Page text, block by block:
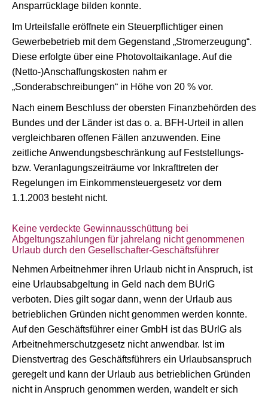
Ansparrücklage bilden konnte.
Im Urteilsfalle eröffnete ein Steuerpflichtiger einen
Gewerbebetrieb mit dem Gegenstand „Stromerzeugung“.
Diese erfolgte über eine Photovoltaikanlage. Auf die
(Netto-)Anschaffungskosten nahm er
„Sonderabschreibungen“ in Höhe von 20 % vor.
Nach einem Beschluss der obersten Finanzbehörden des
Bundes und der Länder ist das o. a. BFH-Urteil in allen
vergleichbaren offenen Fällen anzuwenden. Eine
zeitliche Anwendungsbeschränkung auf Feststellungs-
bzw. Veranlagungszeiträume vor Inkrafttreten der
Regelungen im Einkommensteuergesetz vor dem
1.1.2003 besteht nicht.
Keine verdeckte Gewinnausschüttung bei
Abgeltungszahlungen für jahrelang nicht genommenen
Urlaub durch den Gesellschafter-Geschäftsführer
Nehmen Arbeitnehmer ihren Urlaub nicht in Anspruch, ist
eine Urlaubsabgeltung in Geld nach dem BUrlG
verboten. Dies gilt sogar dann, wenn der Urlaub aus
betrieblichen Gründen nicht genommen werden konnte.
Auf den Geschäftsführer einer GmbH ist das BUrlG als
Arbeitnehmerschutzgesetz nicht anwendbar. Ist im
Dienstvertrag des Geschäftsführers ein Urlaubsanspruch
geregelt und kann der Urlaub aus betrieblichen Gründen
nicht in Anspruch genommen werden, wandelt er sich